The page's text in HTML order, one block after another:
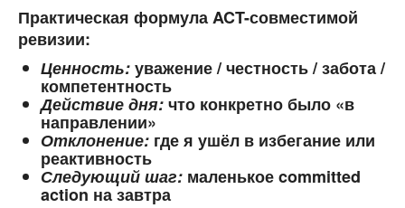
Практическая формула ACT-совместимой
ревизии:
Ценность:уважение / честность / забота /
компетентность
Действие дня:что конкретно было «в
направлении»
Отклонение: где я ушёл в избегание или
реактивность
Следующий шаг: маленькое committed
action на завтра